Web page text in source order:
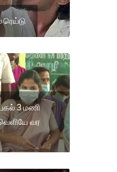
ரெய்டு
3 மணி
வர